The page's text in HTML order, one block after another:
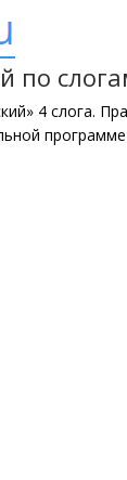
по
4 слога.